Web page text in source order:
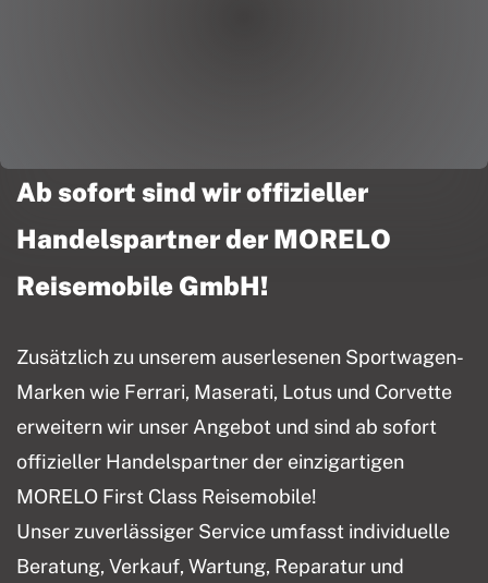
Ab sofort sind wir offizieller
Handelspartner der MORELO
Reisemobile GmbH!
Zusätzlich zu unserem auserlesenen Sportwagen-
Marken wie Ferrari, Maserati, Lotus und Corvette
erweitern wir unser Angebot und sind ab sofort
offizieller Handelspartner der einzigartigen
MORELO First Class Reisemobile!
Unser zuverlässiger Service umfasst individuelle
Beratung, Verkauf, Wartung, Reparatur und